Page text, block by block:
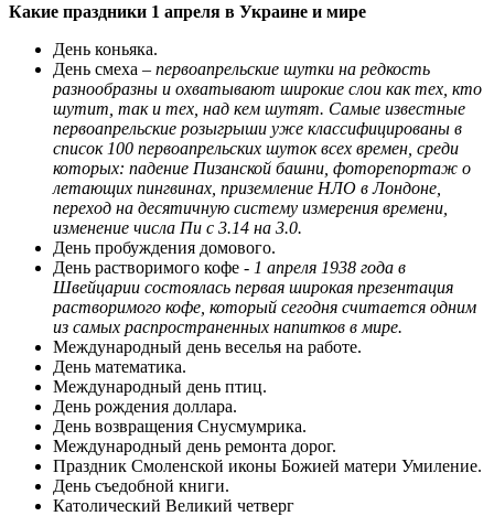
Какие праздники 1 апреля в Украине и мире
День коньяка.
День смеха – первоапрельские шутки на редкость
разнообразны и охватывают широкие слои как тех, кто
шутит, так и тех, над кем шутят. Самые известные
первоапрельские розыгрыши уже классифицированы в
список 100 первоапрельских шуток всех времен, среди
которых: падение Пизанской башни, фоторепортаж о
летающих пингвинах, приземление НЛО в Лондоне,
переход на десятичную систему измерения времени,
изменение числа Пи с 3.14 на 3.0.
День пробуждения домового.
День растворимого кофе - 1 апреля 1938 года в
Швейцарии состоялась первая широкая презентация
растворимого кофе, который сегодня считается одним
из самых распространенных напитков в мире.
Международный день веселья на работе.
День математика.
Международный день птиц.
День рождения доллара.
День возвращения Снусмумрика.
Международный день ремонта дорог.
Праздник Смоленской иконы Божией матери Умиление.
День съедобной книги.
Католический Великий четверг